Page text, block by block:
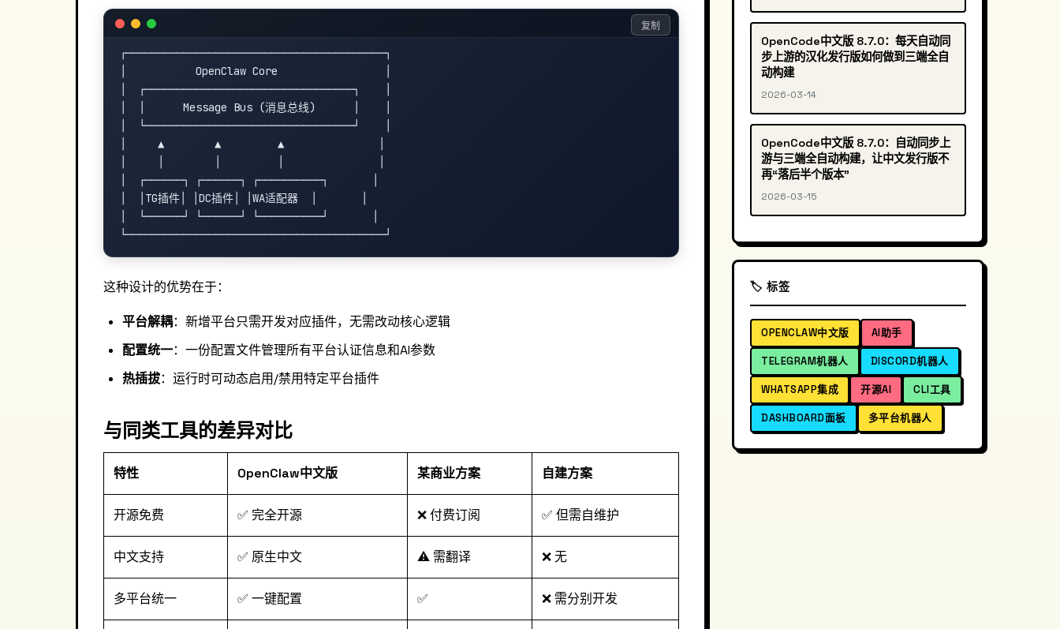
┌─────────────────────────────────────────┐
│           OpenClaw Core                 │
│  ┌─────────────────────────────────┐    │
│  │      Message Bus (消息总线)      │    │
│  └─────────────────────────────────┘    │
│     ▲        ▲         ▲               │
│  ┌──────┐ ┌──────┐ ┌──────────┐       │
│  │TG插件│ │DC插件│ │WA适配器  │       │
│  └──────┘ └──────┘ └──────────┘       │
复制
这种设计的优势在于：
平台解耦：新增平台只需开发对应插件，无需改动核心逻辑
配置统一：一份配置文件管理所有平台认证信息和AI参数
热插拔：运行时可动态启用/禁用特定平台插件
与同类工具的差异对比
特性 OpenClaw中文版 某商业方案 自建方案
开源免费 ✅ 完全开源 ❌ 付费订阅 ✅ 但需自维护
中文支持 ✅ 原生中文 ⚠️ 需翻译 ❌ 无
多平台统一 ✅ 一键配置 ✅ ❌ 需分别开发
OpenCode中文版 8.7.0：每天自动同
步上游的汉化发行版如何做到三端全自
动构建
2026-03-14
OpenCode中文版 8.7.0：自动同步上
游与三端全自动构建，让中文发行版不
再“落后半个版本”
2026-03-15
🏷️ 标签
OPENCLAW中文版 AI助手
TELEGRAM机器人 DISCORD机器人
WHATSAPP集成 开源AI CLI工具
DASHBOARD面板 多平台机器人